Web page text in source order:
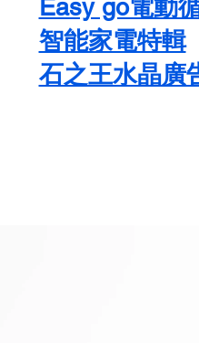
Easy go電動
智能家電特輯
石之王水晶廣